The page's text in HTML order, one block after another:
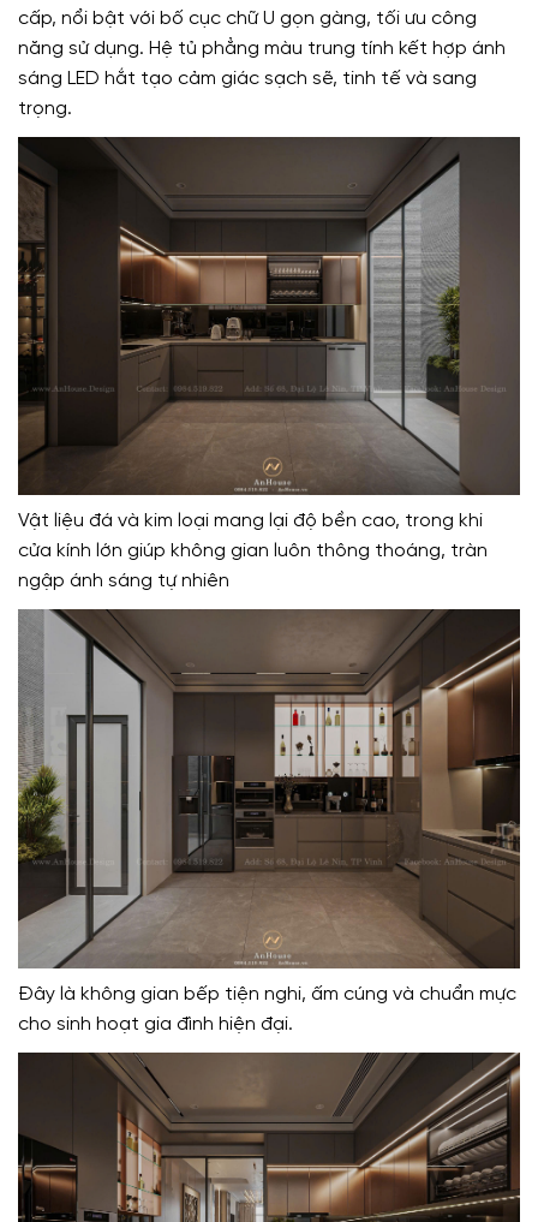
cấp, nổi bật với bố cục chữ U gọn gàng, tối ưu công
năng sử dụng. Hệ tủ phẳng màu trung tính kết hợp ánh
sáng LED hắt tạo cảm giác sạch sẽ, tinh tế và sang
trọng.
Vật liệu đá và kim loại mang lại độ bền cao, trong khi
cửa kính lớn giúp không gian luôn thông thoáng, tràn
ngập ánh sáng tự nhiên
Đây là không gian bếp tiện nghi, ấm cúng và chuẩn mực
cho sinh hoạt gia đình hiện đại.